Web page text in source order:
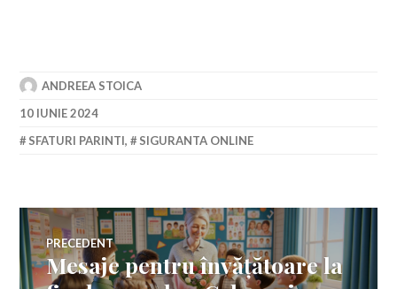
ANDREEA STOICA
10 IUNIE 2024
SFATURI PARINTI, SIGURANTA ONLINE
Navigare
PRECEDENT
Articolul
anterior:
Mesaje pentru învățătoare la